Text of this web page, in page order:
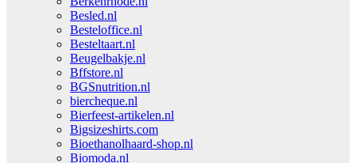
Besled.nl
Besteloffice.nl
Besteltaart.nl
Beugelbakje.nl
Bffstore.nl
BGSnutrition.nl
biercheque.nl
Bierfeest-artikelen.nl
Bigsizeshirts.com
Bioethanolhaard-shop.nl
Biomoda.nl